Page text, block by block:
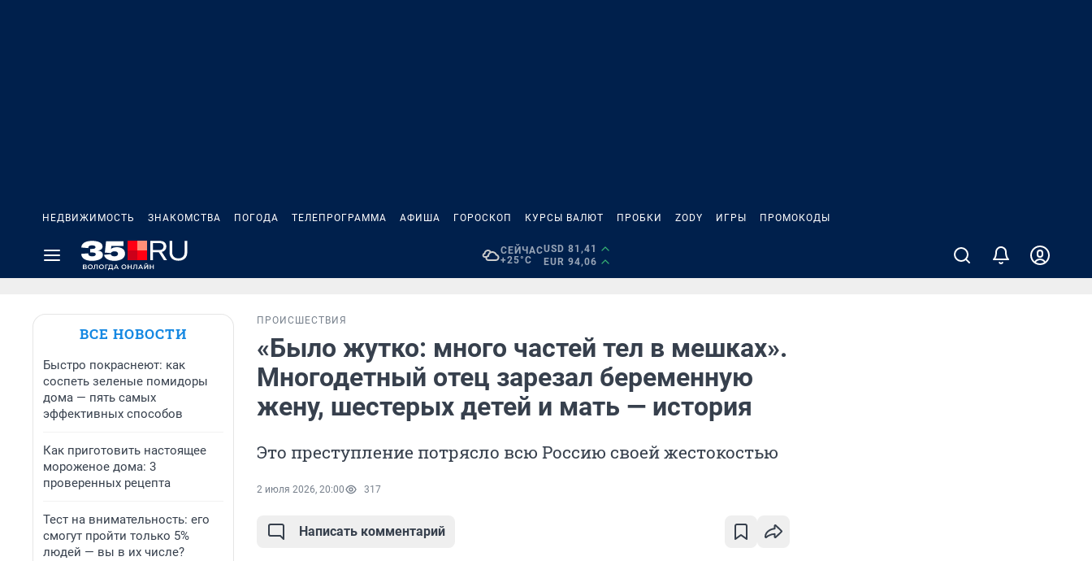
НЕДВИЖИМОСТЬ ЗНАКОМСТВА ПОГОДА ТЕЛЕПРОГРАММА АФИША ГОРОСКОП КУРСЫ ВАЛЮТ ПРОБКИ ZODY ИГРЫ ПРОМОКОДЫ
СЕЙЧАС
+25°C
USD 81,41
EUR 94,06
ВСЕ НОВОСТИ
Быстро покраснеют: как
соспеть зеленые помидоры
дома — пять самых
эффективных способов
Как приготовить настоящее
мороженое дома: 3
проверенных рецепта
Тест на внимательность: его
смогут пройти только 5%
людей — вы в их числе?
ПРОИСШЕСТВИЯ
«Было жутко: много частей тел в мешках».
Многодетный отец зарезал беременную
жену, шестерых детей и мать — история
Это преступление потрясло всю Россию своей жестокостью
2 июля 2026, 20:00 317
Написать комментарий